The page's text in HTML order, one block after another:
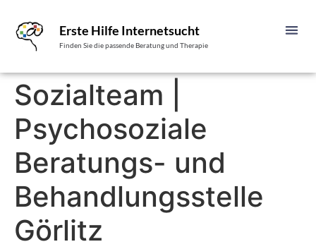
Erste Hilfe Internetsucht
Finden Sie die passende Beratung und Therapie
Sozialteam |
Psychosoziale
Beratungs- und
Behandlungsstelle
Görlitz